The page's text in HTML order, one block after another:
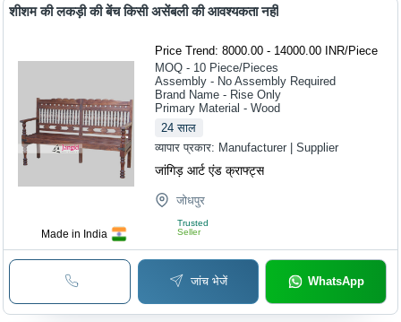
Made in India
शीशम की लकड़ी की बेंच किसी असेंबली की आवश्यकता नहीं
Price Trend: 8000.00 - 14000.00 INR/Piece
MOQ - 10 Piece/Pieces
Assembly - No Assembly Required
Brand Name - Rise Only
Primary Material - Wood
24 साल
व्यापार प्रकार: Manufacturer | Supplier
जांगिड़ आर्ट एंड क्राफ्ट्स
जोधपुर
Trusted
Seller
जांच भेजें WhatsApp